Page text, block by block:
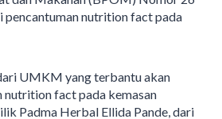
pencantuman nutrition fact pada
UMKM yang terbantu akan
nutrition fact pada kemasan
Padma Herbal Ellida Pande, dari